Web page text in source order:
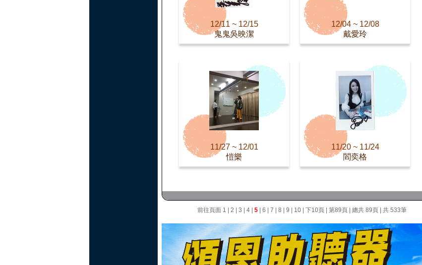
12/11 ~ 12/15
鬼鬼吳映潔
12/04 ~ 12/08
戴愛玲
11/27 ~ 12/01
愷樂
11/20 ~ 11/24
閻奕格
前往頁面 1 2 3 4| 5| 6 7 8 9 10| 下10頁| 第89頁| 總共 89頁 | 共 533筆